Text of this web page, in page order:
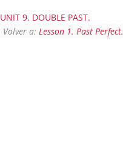
UNIT 9. DOUBLE PAST.
Volver a:Lesson 1. Past Perfect.